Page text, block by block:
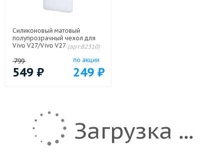
Силиконовый матовый
полупрозрачный чехол для
Vivo V27/Vivo V27 PRO Белый
(арт:82310)
799
549 ₽
по акции
249 ₽
Загрузка ...